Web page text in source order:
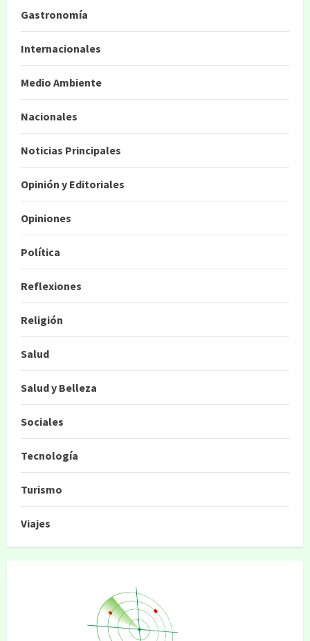
Gastronomía
Internacionales
Medio Ambiente
Nacionales
Noticias Principales
Opinión y Editoriales
Opiniones
Política
Reflexiones
Religión
Salud
Salud y Belleza
Sociales
Tecnología
Turismo
Viajes